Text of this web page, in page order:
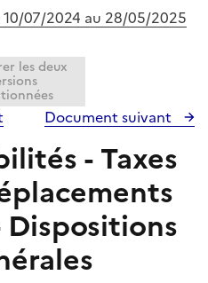
07/2024 au 28/05/2025
les deux
Document suivant
- Taxes